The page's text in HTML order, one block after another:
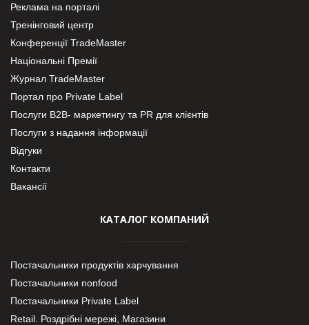
Реклама на порталі
Тренінговий центр
Конференції TradeMaster
Національні Премії
Журнал TradeMaster
Портал про Private Label
Послуги В2В- маркетингу та PR для клієнтів
Послуги з надання інформації
Відгуки
Контакти
Вакансії
КАТАЛОГ КОМПАНИЙ
Постачальники продуктів харчування
Постачальники nonfood
Постачальники Private Label
Retail. Роздрібні мережі, Магазини